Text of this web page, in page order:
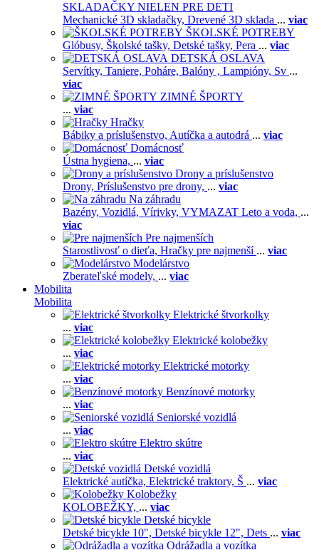
SKLADAČKY NIELEN PRE DETI
Mechanické 3D skladačky, Drevené 3D sklada ... viac
ŠKOLSKÉ POTREBY
Glóbusy, Školské tašky, Detské tašky, Pera ... viac
DETSKÁ OSLAVA
Servítky, Taniere, Poháre, Balóny , Lampióny, Sv ...
viac
ZIMNÉ ŠPORTY
... viac
Hračky
Bábiky a príslušenstvo, Autíčka a autodrá ... viac
Domácnosť
Ústna hygiena, ... viac
Drony a príslušenstvo
Drony, Príslušenstvo pre drony, ... viac
Na záhradu
Bazény, Vozidlá, Vírivky, VYMAZAT Leto a voda, ...
viac
Pre najmenších
Starostlivosť o dieťa, Hračky pre najmenší ... viac
Modelárstvo
Zberateľské modely, ... viac
Mobilita
Mobilita
Elektrické štvorkolky
... viac
Elektrické kolobežky
... viac
Elektrické motorky
... viac
Benzínové motorky
... viac
Seniorské vozidlá
... viac
Elektro skútre
... viac
Detské vozidlá
Elektrické autíčka, Elektrické traktory, Š ... viac
Kolobežky
KOLOBEŽKY, ... viac
Detské bicykle
Detské bicykle 10", Detské bicykle 12", Dets ... viac
Odrážadla a vozítka